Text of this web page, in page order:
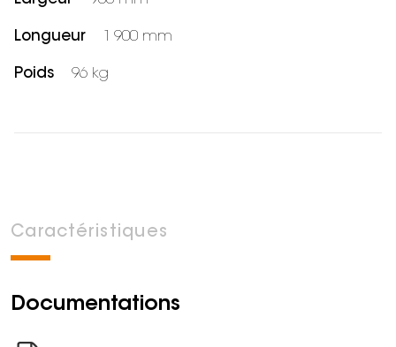
Longueur 1 900 mm
Poids 96 kg
Caractéristiques
Documentations